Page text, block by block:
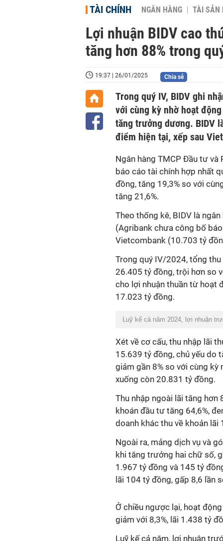
TÀI CHÍNH NGÂN HÀNG TÀI SẢN
Lợi nhuận BIDV cao
tăng hơn 88% trong
19:37 | 26/01/2025 Chia sẻ
Trong quý IV, BIDV ghi
với cùng kỳ nhờ hoạt
tăng trưởng dương. BIDV
điểm hiện tại, xếp sau
Ngân hàng TMCP Đầu tư
báo cáo tài chính hợp nhất
đồng, tăng 19,3% so với
tăng 21,6%.
Theo thống kê, BIDV là
(Agribank chưa công bố
Vietcombank (10.703 tỷ
Trong quý IV/2024, tổng thu
26.405 tỷ đồng, trội hơn so
cho lợi nhuận thuần từ hoạt
17.023 tỷ đồng.
Luỹ kế cả năm 2024, lợi nhuận
Xét về cơ cấu, thu nhập lãi
15.639 tỷ đồng, chủ yếu do
giảm gần 8% so với cùng
xuống còn 20.831 tỷ đồng.
Thu nhập ngoài lãi tăng
khoán đầu tư tăng 64,6%,
doanh khác thu về khoản
Ngoài ra, mảng dịch vụ và
khi tăng trưởng hai chữ số,
1.967 tỷ đồng và 145 tỷ
lãi 104 tỷ đồng, gấp 8,6 lần
Ở chiều ngược lại, hoạt
giảm với 8,3%, lãi 1.438 tỷ
Luỹ kế cả năm, lợi nhuận